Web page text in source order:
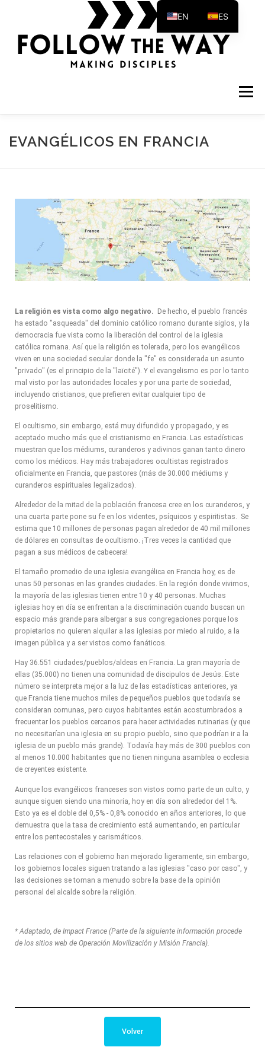
Menú
EVANGÉLICOS EN FRANCIA
La religión es vista como algo negativo. De hecho, el pueblo francés
ha estado "asqueada" del dominio católico romano durante siglos, y la
democracia fue vista como la liberación del control de la iglesia
católica romana. Así que la religión es tolerada, pero los evangélicos
viven en una sociedad secular donde la "fe" es considerada un asunto
"privado" (es el principio de la "laïcité"). Y el evangelismo es por lo tanto
mal visto por las autoridades locales y por una parte de sociedad,
incluyendo cristianos, que prefieren evitar cualquier tipo de
proselitismo.
El ocultismo, sin embargo, está muy difundido y propagado, y es
aceptado mucho más que el cristianismo en Francia. Las estadísticas
muestran que los médiums, curanderos y adivinos ganan tanto dinero
como los médicos. Hay más trabajadores ocultistas registrados
oficialmente en Francia, que pastores (más de 30.000 médiums y
curanderos espirituales legalizados).
Alrededor de la mitad de la población francesa cree en los curanderos, y
una cuarta parte pone su fe en los videntes, psíquicos y espiritistas. Se
estima que 10 millones de personas pagan alrededor de 40 mil millones
de dólares en consultas de ocultismo. ¡Tres veces la cantidad que
pagan a sus médicos de cabecera!
El tamaño promedio de una iglesia evangélica en Francia hoy, es de
unas 50 personas en las grandes ciudades. En la región donde vivimos,
la mayoría de las iglesias tienen entre 10 y 40 personas. Muchas
iglesias hoy en día se enfrentan a la discriminación cuando buscan un
espacio más grande para albergar a sus congregaciones porque los
propietarios no quieren alquilar a las iglesias por miedo al ruido, a la
imagen pública y a ser vistos como fanáticos.
Hay 36.551 ciudades/pueblos/aldeas en Francia. La gran mayoría de
ellas (35.000) no tienen una comunidad de discipulos de Jesús. Este
número se interpreta mejor a la luz de las estadísticas anteriores, ya
que Francia tiene muchos miles de pequeños pueblos que todavía se
consideran comunas, pero cuyos habitantes están acostumbrados a
frecuentar los pueblos cercanos para hacer actividades rutinarias (y que
no necesitarían una iglesia en su propio pueblo, sino que podrían ir a la
iglesia de un pueblo más grande). Todavía hay más de 300 pueblos con
al menos 10.000 habitantes que no tienen ninguna asamblea o ecclesia
de creyentes existente.
Aunque los evangélicos franceses son vistos como parte de un culto, y
aunque siguen siendo una minoría, hoy en día son alrededor del 1%.
Esto ya es el doble del 0,5% - 0,8% conocido en años anteriores, lo que
demuestra que la tasa de crecimiento está aumentando, en particular
entre los pentecostales y carismáticos.
Las relaciones con el gobierno han mejorado ligeramente, sin embargo,
los gobiernos locales siguen tratando a las iglesias "caso por caso", y
las decisiones se toman a menudo sobre la base de la opinión
personal del alcalde sobre la religión.
* Adaptado, de Impact France (Parte de la siguiente información procede
de los sitios web de Operación Movilización y Misión Francia).
Volver
EN ES